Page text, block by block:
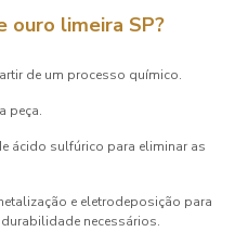
ouro limeira SP?
de um processo químico.
peça.
ácido sulfúrico para eliminar as
e eletrodeposição para
necessários.